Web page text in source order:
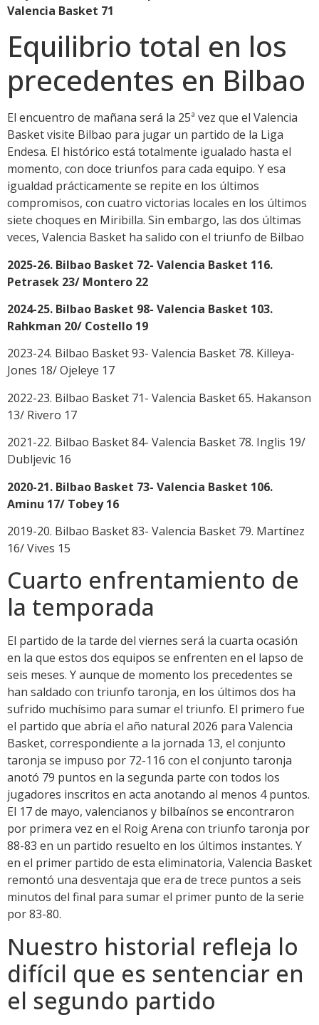
Valencia Basket 71
Equilibrio total en los
precedentes en Bilbao
El encuentro de mañana será la 25ª vez que el Valencia
Basket visite Bilbao para jugar un partido de la Liga
Endesa. El histórico está totalmente igualado hasta el
momento, con doce triunfos para cada equipo. Y esa
igualdad prácticamente se repite en los últimos
compromisos, con cuatro victorias locales en los últimos
siete choques en Miribilla. Sin embargo, las dos últimas
veces, Valencia Basket ha salido con el triunfo de Bilbao
2025-26. Bilbao Basket 72- Valencia Basket 116.
Petrasek 23/ Montero 22
2024-25. Bilbao Basket 98- Valencia Basket 103.
Rahkman 20/ Costello 19
2023-24. Bilbao Basket 93- Valencia Basket 78. Killeya-
Jones 18/ Ojeleye 17
2022-23. Bilbao Basket 71- Valencia Basket 65. Hakanson
13/ Rivero 17
2021-22. Bilbao Basket 84- Valencia Basket 78. Inglis 19/
Dubljevic 16
2020-21. Bilbao Basket 73- Valencia Basket 106.
Aminu 17/ Tobey 16
2019-20. Bilbao Basket 83- Valencia Basket 79. Martínez
16/ Vives 15
Cuarto enfrentamiento de
la temporada
El partido de la tarde del viernes será la cuarta ocasión
en la que estos dos equipos se enfrenten en el lapso de
seis meses. Y aunque de momento los precedentes se
han saldado con triunfo taronja, en los últimos dos ha
sufrido muchísimo para sumar el triunfo. El primero fue
el partido que abría el año natural 2026 para Valencia
Basket, correspondiente a la jornada 13, el conjunto
taronja se impuso por 72-116 con el conjunto taronja
anotó 79 puntos en la segunda parte con todos los
jugadores inscritos en acta anotando al menos 4 puntos.
El 17 de mayo, valencianos y bilbaínos se encontraron
por primera vez en el Roig Arena con triunfo taronja por
88-83 en un partido resuelto en los últimos instantes. Y
en el primer partido de esta eliminatoria, Valencia Basket
remontó una desventaja que era de trece puntos a seis
minutos del final para sumar el primer punto de la serie
por 83-80.
Nuestro historial refleja lo
difícil que es sentenciar en
el segundo partido